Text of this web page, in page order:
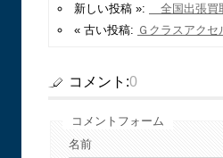
新しい投稿 »:
全国出張買
« 古い投稿: Ｇクラスアク
コメント:0
コメントフォーム
名前